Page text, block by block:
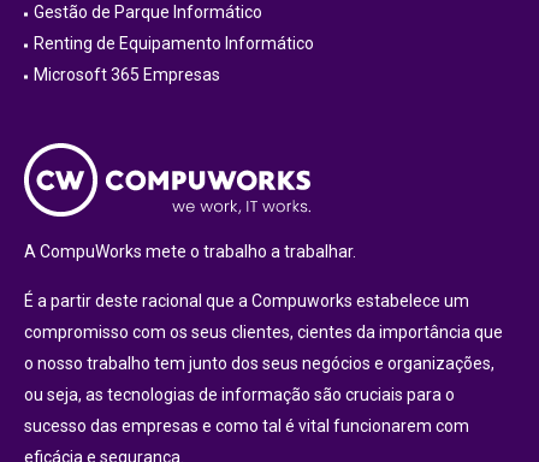
Gestão de Parque Informático
Renting de Equipamento Informático
Microsoft 365 Empresas
A CompuWorks mete o trabalho a trabalhar.
É a partir deste racional que a Compuworks estabelece um
compromisso com os seus clientes, cientes da importância que
o nosso trabalho tem junto dos seus negócios e organizações,
ou seja, as tecnologias de informação são cruciais para o
sucesso das empresas e como tal é vital funcionarem com
eficácia e segurança.